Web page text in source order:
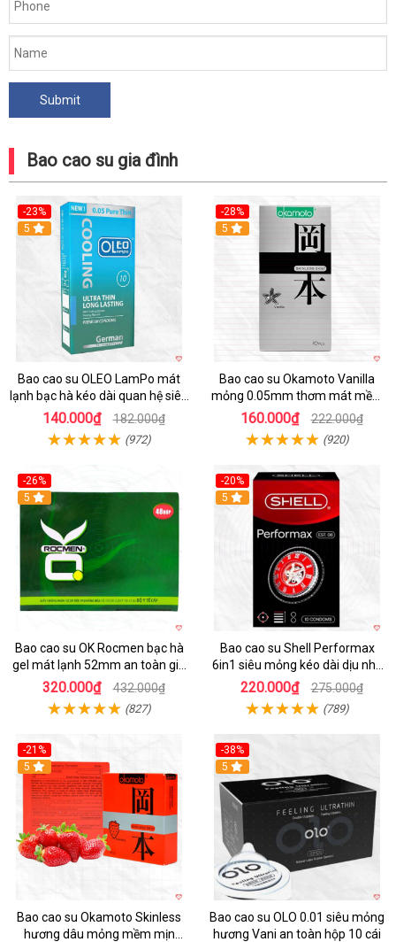
Bao cao su gia đình
-23%
5
Bao cao su OLEO LamPo mát
lạnh bạc hà kéo dài quan hệ siêu
mỏng
140.000₫ 182.000₫
(972)
-28%
Hot
5
Bao cao su Okamoto Vanilla
mỏng 0.05mm thơm mát mềm
mại
160.000₫ 222.000₫
(920)
-26%
Hot
5
Bao cao su OK Rocmen bạc hà
gel mát lạnh 52mm an toàn giá
tốt
320.000₫ 432.000₫
(827)
-20%
5
Bao cao su Shell Performax
6in1 siêu mỏng kéo dài dịu nhẹ
kích thích
220.000₫ 275.000₫
(789)
-21%
Hot
5
Bao cao su Okamoto Skinless
hương dâu mỏng mềm mịn
-38%
5
Bao cao su OLO 0.01 siêu mỏng
hương Vani an toàn hộp 10 cái